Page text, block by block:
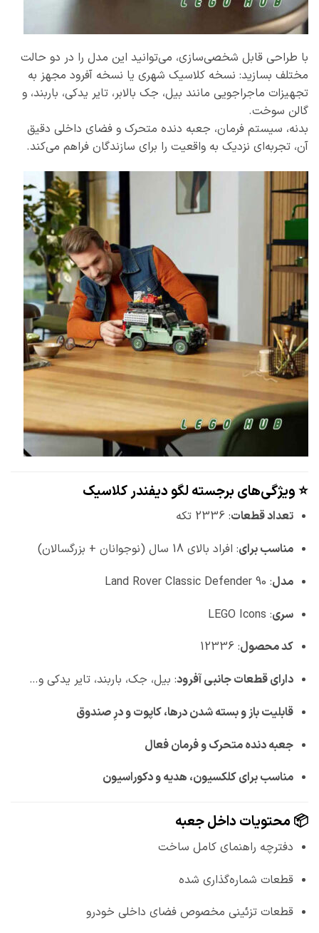
با طراحی قابل شخصی‌سازی، می‌توانید این مدل را در دو حالت
مختلف بسازید: نسخه کلاسیک شهری یا نسخه آفرود مجهز به
تجهیزات ماجراجویی مانند بیل، جک بالا‌بر، تایر یدکی، باربند، و
گالن سوخت.
بدنه، سیستم فرمان، جعبه دنده متحرک و فضای داخلی دقیق
آن، تجربه‌ای نزدیک به واقعیت را برای سازندگان فراهم می‌کند.
⭐️ ویژگی‌های برجسته لگو دیفندر کلاسیک
تعداد قطعات: 2336 تکه
مناسب برای: افراد بالای 18 سال (نوجوانان + بزرگسالان)
مدل: Land Rover Classic Defender 90
سری: LEGO Icons
کد محصول: 12336
دارای قطعات جانبی آفرود: بیل، جک، باربند، تایر یدکی و…
قابلیت باز و بسته شدن درها، کاپوت و درِ صندوق
جعبه دنده متحرک و فرمان فعال
مناسب برای کلکسیون، هدیه و دکوراسیون
📦 محتویات داخل جعبه
دفترچه راهنمای کامل ساخت
قطعات شماره‌گذاری شده
قطعات تزئینی مخصوص فضای داخلی خودرو